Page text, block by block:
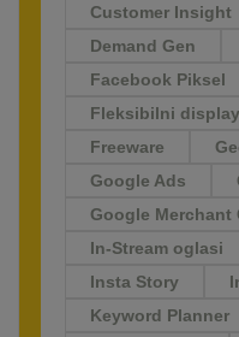
Customer Insight
Demand Gen
Facebook Piksel
Fleksibilni
Freeware
Google Ads
Google Merchant
In-Stream oglasi
Insta Story
Keyword Planner